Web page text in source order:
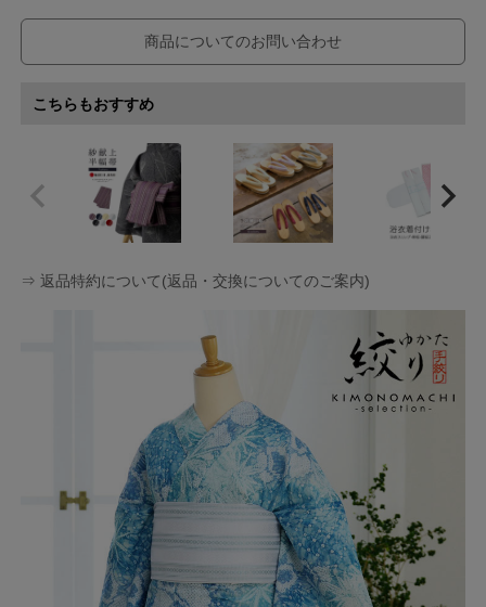
商品についてのお問い合わせ
こちらもおすすめ
⇒ 返品特約について(返品・交換についてのご案内)